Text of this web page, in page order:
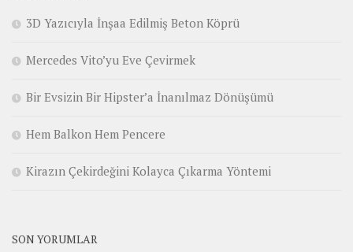
3D Yazıcıyla İnşaa Edilmiş Beton Köprü
Mercedes Vito’yu Eve Çevirmek
Bir Evsizin Bir Hipster’a İnanılmaz Dönüşümü
Hem Balkon Hem Pencere
Kirazın Çekirdeğini Kolayca Çıkarma Yöntemi
SON YORUMLAR